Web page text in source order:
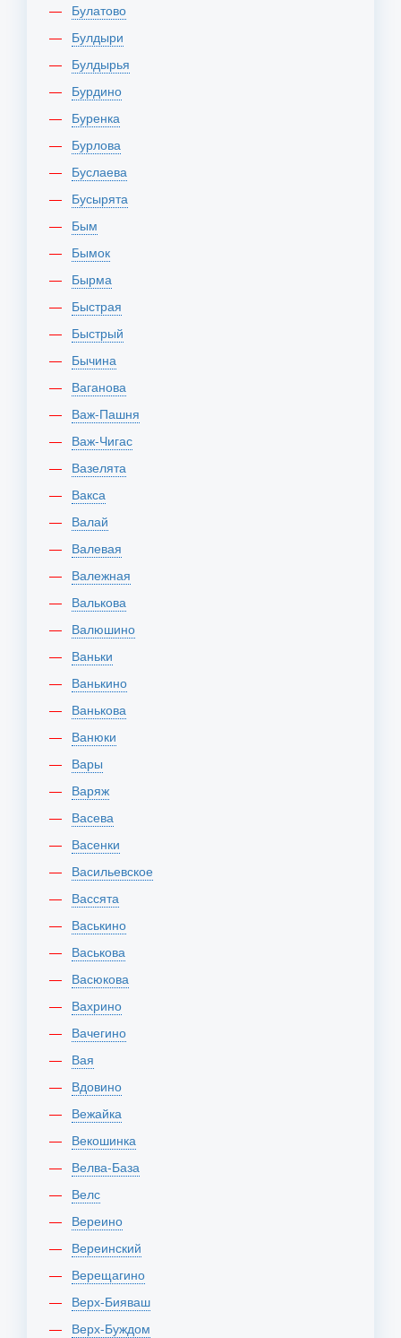
Булатово
Булдыри
Булдырья
Бурдино
Буренка
Бурлова
Буслаева
Бусырята
Бым
Бымок
Бырма
Быстрая
Быстрый
Бычина
Ваганова
Важ-Пашня
Важ-Чигас
Вазелята
Вакса
Валай
Валевая
Валежная
Валькова
Валюшино
Ваньки
Ванькино
Ванькова
Ванюки
Вары
Варяж
Васева
Васенки
Васильевское
Вассята
Васькино
Васькова
Васюкова
Вахрино
Вачегино
Вая
Вдовино
Вежайка
Векошинка
Велва-База
Велс
Вереино
Вереинский
Верещагино
Верх-Бияваш
Верх-Буждом